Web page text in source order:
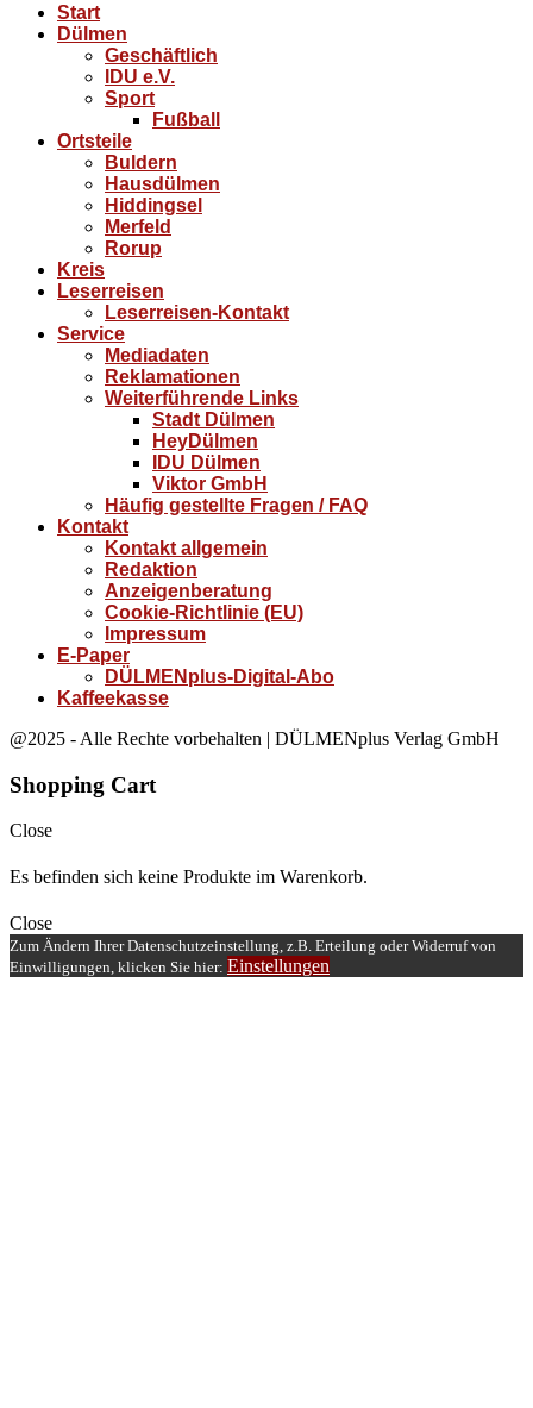
Start
Dülmen
Geschäftlich
IDU e.V.
Sport
Fußball
Ortsteile
Buldern
Hausdülmen
Hiddingsel
Merfeld
Rorup
Kreis
Leserreisen
Leserreisen-Kontakt
Service
Mediadaten
Reklamationen
Weiterführende Links
Stadt Dülmen
HeyDülmen
IDU Dülmen
Viktor GmbH
Häufig gestellte Fragen / FAQ
Kontakt
Kontakt allgemein
Redaktion
Anzeigenberatung
Cookie-Richtlinie (EU)
Impressum
E-Paper
DÜLMENplus-Digital-Abo
Kaffeekasse
@2025 - Alle Rechte vorbehalten | DÜLMENplus Verlag GmbH
Shopping Cart
Close
Es befinden sich keine Produkte im Warenkorb.
Close
Zum Ändern Ihrer Datenschutzeinstellung, z.B. Erteilung oder Widerruf von
Einwilligungen, klicken Sie hier: Einstellungen